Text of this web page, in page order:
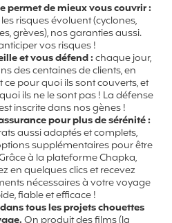
permet de mieux vous couvrir :
risques évoluent (cyclones,
grèves), nos garanties aussi.
vos risques !
et vous défend :chaque jour,
des centaines de clients, en
ce pour quoi ils sont couverts, et
ils ne le sont pas ! La défense
inscrite dans nos gènes !
pour plus de sérénité :
aussi adaptés et complets,
supplémentaires pour être
à la plateforme Chapka,
en quelques clics et recevez
nécessaires à votre voyage
fiable et efficace !
tous les projets chouettes